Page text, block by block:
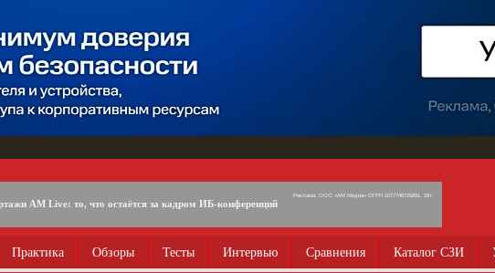
AM Live: то, что остаётся за кадром ИБ-конференций
Реклама. ООО «АМ Медиа» ОГРН 1077746725891, 18+
Практика Обзоры Тесты Интервью Сравнения Каталог СЗИ